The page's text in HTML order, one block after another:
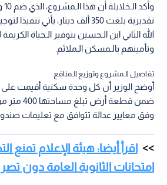
تقديرية بلغت 350 ألف دينار، يأتي
الله الثاني ابن الـحسين بتوفير الـحياة
وتأمينهم بالـمسكن الـملائم.
تفاصيل الـمشروع وتوزيع الـمنافع
ضمن قطعة
وفق معايير عدالة تتوافق مع تعليمات
اقرأ أيضا: هيئة الإعلام تمنع
امتحانات الثانوية العامة دون